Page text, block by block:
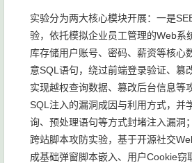
实验分为两大核心模块开展：一是
验，依托模拟企业员工管理的Web系
库存储用户账号、密码、薪资等核心
意SQL语句，绕过前端登录验证、篡
实现越权查询数据、篡改后台信息等
SQL注入的漏洞成因与利用方式，并
询、预处理语句等方式封堵注入漏洞
跨站脚本攻防实验，基于开源社交
成基础弹窗脚本嵌入、用户Cookie窃